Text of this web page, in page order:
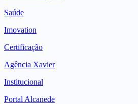
Saúde
Imovation
Certificação
Agência Xavier
Institucional
Portal Alcanede